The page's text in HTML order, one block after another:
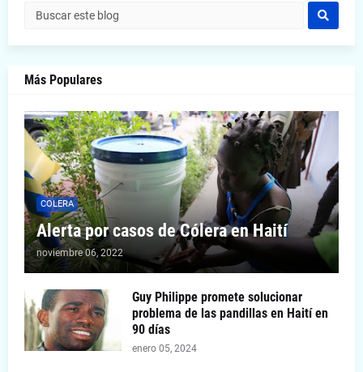
Más Populares
COLERA
Alerta por casos de Cólera en Haití
noviembre 06, 2022
Guy Philippe promete solucionar
problema de las pandillas en Haití en
90 días
enero 05, 2024